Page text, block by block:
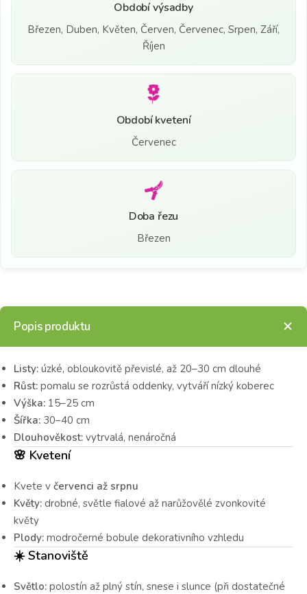
Období výsadby
Březen, Duben, Květen, Červen, Červenec, Srpen, Září,
Říjen
Období kvetení
Červenec
Doba řezu
Březen
Popis produktu
Listy: úzké, obloukovitě převislé, až 20–30 cm dlouhé
Růst: pomalu se rozrůstá oddenky, vytváří nízký koberec
Výška: 15–25 cm
Šířka: 30–40 cm
Dlouhověkost: vytrvalá, nenáročná
🌸 Kvetení
Kvete v červenci až srpnu
Květy: drobné, světle fialové až narůžovělé zvonkovité
květy
Plody: modročerné bobule dekorativního vzhledu
☀️Stanoviště
Světlo: polostín až plný stín, snese i slunce (při dostatečné